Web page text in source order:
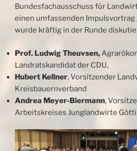
Bundesfachausschuss für
einen umfassenden Impulsvortrag
wurde kräftig in der Runde
Prof. Ludwig Theuvsen,
Landratskandidat der CDU,
Hubert Kellner, Vorsitzender
Kreisbauernverband
Andrea Meyer-Biermann,
Arbeitskreises Junglandwirte